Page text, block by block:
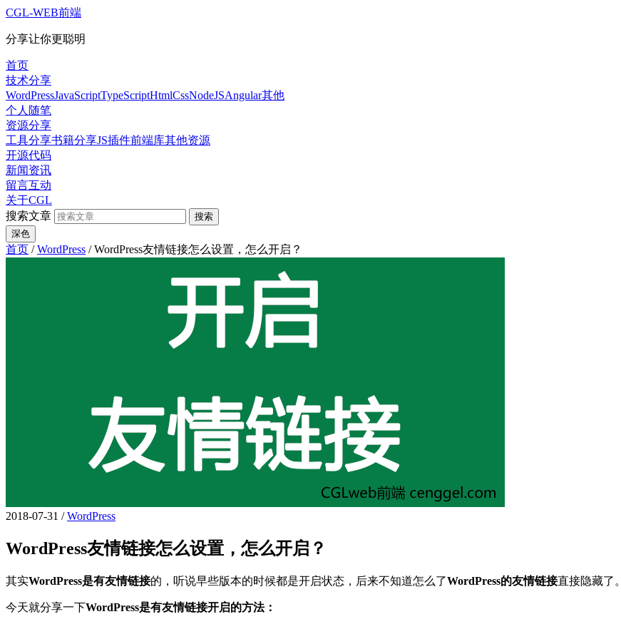
CGL-WEB前端
分享让你更聪明
首页
技术分享
WordPressJavaScriptTypeScriptHtmlCssNodeJSAngular其他
个人随笔
资源分享
工具分享书籍分享JS插件前端库其他资源
开源代码
新闻资讯
留言互动
关于CGL
搜索文章
搜索
深色
首页 / WordPress / WordPress友情链接怎么设置，怎么开启？
2018-07-31 / WordPress
WordPress友情链接怎么设置，怎么开启？
其实WordPress是有友情链接的，听说早些版本的时候都是开启状态，后来不知道怎么了WordPress的友情链接直接隐藏了。
今天就分享一下WordPress是有友情链接开启的方法：